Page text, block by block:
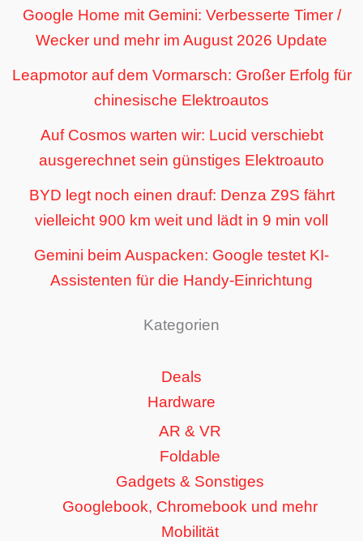
Google Home mit Gemini: Verbesserte Timer /
Wecker und mehr im August 2026 Update
Leapmotor auf dem Vormarsch: Großer Erfolg für
chinesische Elektroautos
Auf Cosmos warten wir: Lucid verschiebt
ausgerechnet sein günstiges Elektroauto
BYD legt noch einen drauf: Denza Z9S fährt
vielleicht 900 km weit und lädt in 9 min voll
Gemini beim Auspacken: Google testet KI-
Assistenten für die Handy-Einrichtung
Kategorien
Deals
Hardware
AR & VR
Foldable
Gadgets & Sonstiges
Googlebook, Chromebook und mehr
Mobilität